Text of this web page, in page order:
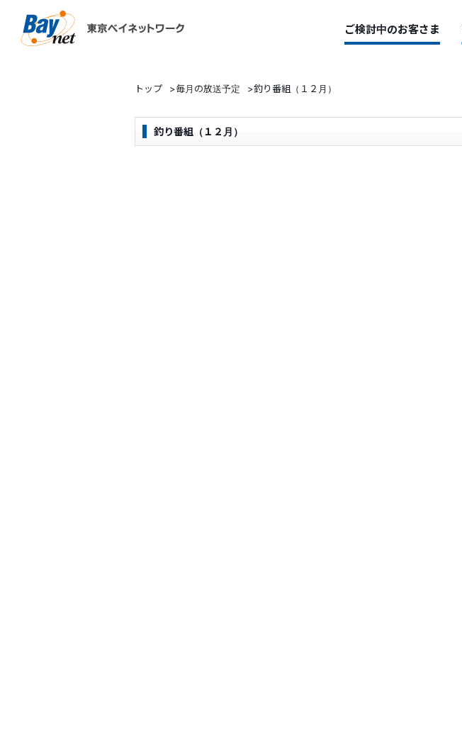
ご検討中のお客さま
トップ >毎月の放送予定 >釣り番組（１２月）
釣り番組（１２月）